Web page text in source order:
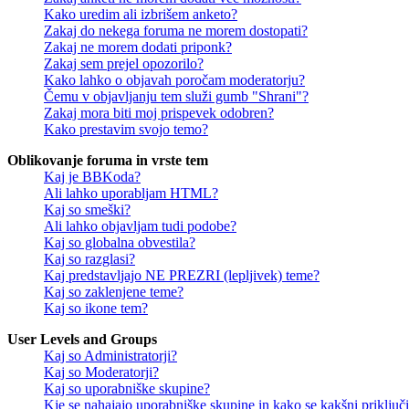
Kako uredim ali izbrišem anketo?
Zakaj do nekega foruma ne morem dostopati?
Zakaj ne morem dodati priponk?
Zakaj sem prejel opozorilo?
Kako lahko o objavah poročam moderatorju?
Čemu v objavljanju tem služi gumb "Shrani"?
Zakaj mora biti moj prispevek odobren?
Kako prestavim svojo temo?
Oblikovanje foruma in vrste tem
Kaj je BBKoda?
Ali lahko uporabljam HTML?
Kaj so smeški?
Ali lahko objavljam tudi podobe?
Kaj so globalna obvestila?
Kaj so razglasi?
Kaj predstavljajo NE PREZRI (lepljivek) teme?
Kaj so zaklenjene teme?
Kaj so ikone tem?
User Levels and Groups
Kaj so Administratorji?
Kaj so Moderatorji?
Kaj so uporabniške skupine?
Kje se nahajajo uporabniške skupine in kako se kakšni